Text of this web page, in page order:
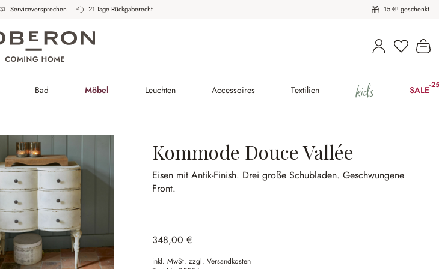
Serviceversprechen 21 Tage Rückgaberecht 15 €¹ geschenkt
Du hast
Bad Möbel Leuchten Accessoires Textilien kids SALE-
Kommode Douce Vallée
Eisen mit Antik-Finish. Drei große Schubladen.Geschwungene
Front.
348,00 €
inkl. MwSt. zzgl. Versandkosten